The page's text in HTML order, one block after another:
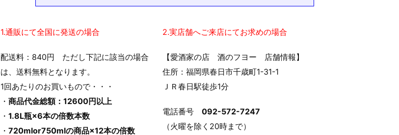
1.通販にて全国に発送の場合
配送料：840円 ただし下記に該当の場合
は、送料無料となります。
1回あたりのお買いもので・・・
・ 商品代金総額：12600円以上
・ 1.8L瓶×6本の倍数本数
・ 720mlor750mlの商品×12本の倍数
2.実店舗へご来店にてお求めの場合
【愛酒家の店 酒のフヨー 店舗情報】
住所：福岡県春日市千歳町1-31-1
ＪＲ春日駅徒歩1分
電話番号 092-572-7247
（火曜を除く20時まで）